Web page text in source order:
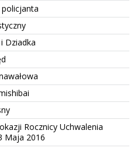
Dziadka
Rocznicy Uchwalenia
Maja 2016